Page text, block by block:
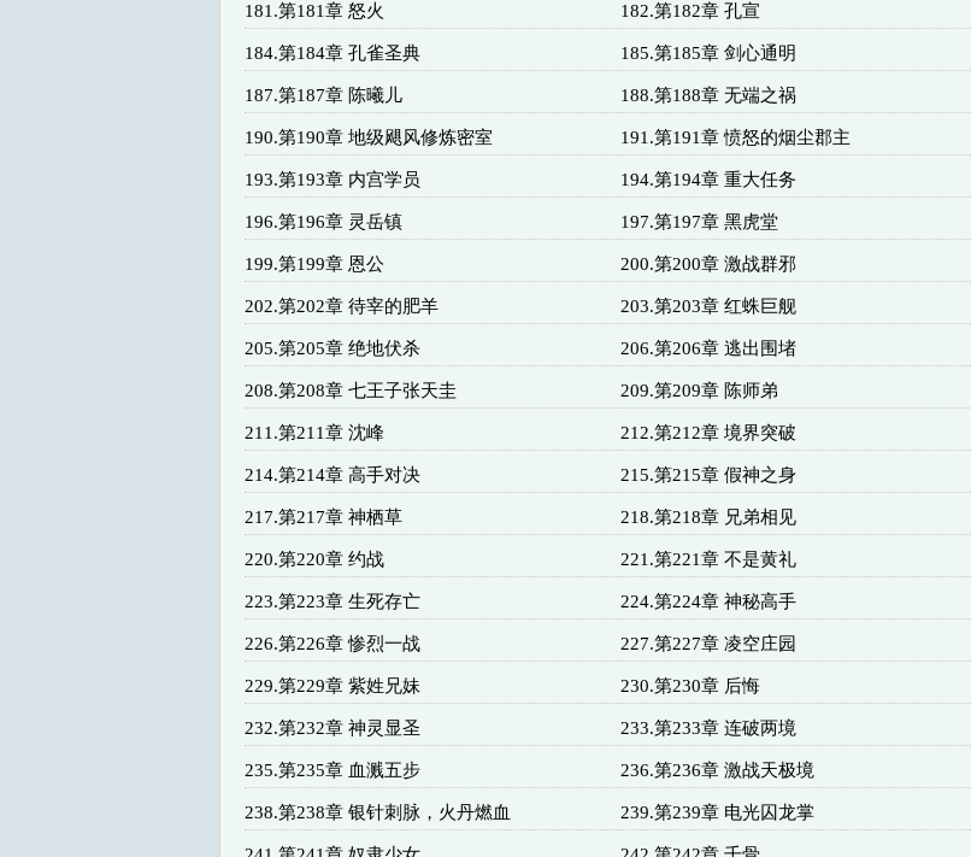
181.第181章 怒火 182.第182章 孔宣
184.第184章 孔雀圣典 185.第185章 剑心通明
187.第187章 陈曦儿 188.第188章 无端之祸
190.第190章 地级飓风修炼密室 191.第191章 愤怒的烟尘郡主
193.第193章 内宫学员 194.第194章 重大任务
196.第196章 灵岳镇 197.第197章 黑虎堂
199.第199章 恩公 200.第200章 激战群邪
202.第202章 待宰的肥羊 203.第203章 红蛛巨舰
205.第205章 绝地伏杀 206.第206章 逃出围堵
208.第208章 七王子张天圭 209.第209章 陈师弟
211.第211章 沈峰 212.第212章 境界突破
214.第214章 高手对决 215.第215章 假神之身
217.第217章 神栖草 218.第218章 兄弟相见
220.第220章 约战 221.第221章 不是黄礼
223.第223章 生死存亡 224.第224章 神秘高手
226.第226章 惨烈一战 227.第227章 凌空庄园
229.第229章 紫姓兄妹 230.第230章 后悔
232.第232章 神灵显圣 233.第233章 连破两境
235.第235章 血溅五步 236.第236章 激战天极境
238.第238章 银针刺脉，火丹燃血 239.第239章 电光囚龙掌